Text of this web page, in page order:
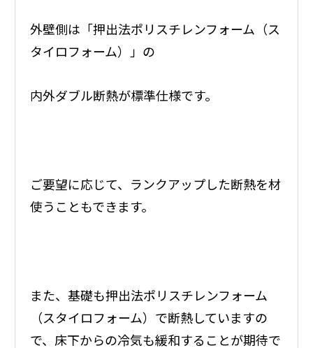
外壁側は「押出法ポリスチレンフォーム（ス
タイロフォーム）」の
内外ダブル断熱が標準仕様です。
ご要望に応じて、ランクアップした断熱を材
使うこともできます。
また、基礎も押出法ポリスチレンフォーム
（スタイロフォーム）で断熱していますの
で、床下からの冷気も緩和することが期待で